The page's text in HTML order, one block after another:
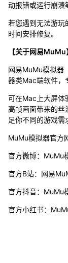
动报错或运行崩溃
若您遇到无法游玩
时间安排修复。
【关于网易MuMu
网易MuMu模拟器
器类Mac端软件，
可在Mac上大屏体
高帧画面带来的丝
足你不同的游戏需
MuMu模拟器官方
官方微博：MuMu
官方B站：网易
官方抖音：MuMu
官方小红书：